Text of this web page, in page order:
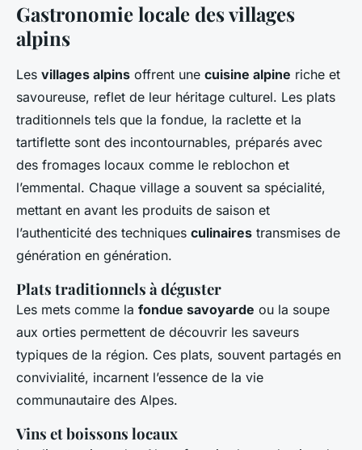
Gastronomie locale des villages
alpins
Les villages alpins offrent une cuisine alpine riche et
savoureuse, reflet de leur héritage culturel. Les plats
traditionnels tels que la fondue, la raclette et la
tartiflette sont des incontournables, préparés avec
des fromages locaux comme le reblochon et
l’emmental. Chaque village a souvent sa spécialité,
mettant en avant les produits de saison et
l’authenticité des techniques culinaires transmises de
génération en génération.
Plats traditionnels à déguster
Les mets comme la fondue savoyarde ou la soupe
aux orties permettent de découvrir les saveurs
typiques de la région. Ces plats, souvent partagés en
convivialité, incarnent l’essence de la vie
communautaire des Alpes.
Vins et boissons locaux